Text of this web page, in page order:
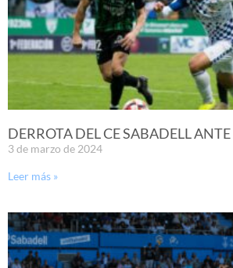
DERROTA DEL CE SABADELL ANTE
3 de marzo de 2024
Leer más »